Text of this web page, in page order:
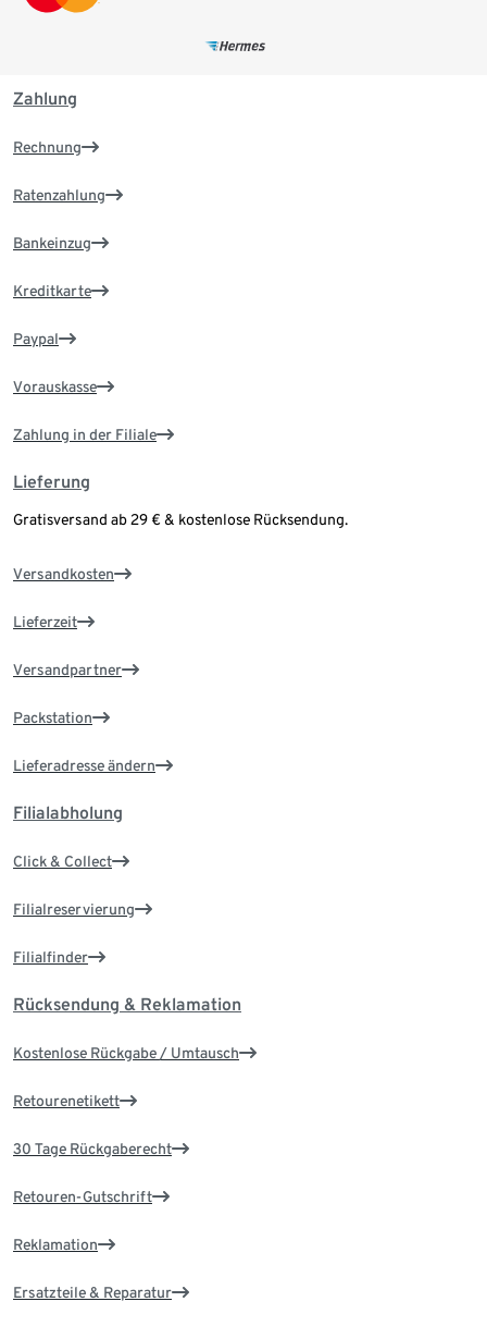
Zahlung
Rechnung
Ratenzahlung
Bankeinzug
Kreditkarte
Paypal
Vorauskasse
Zahlung in der Filiale
Lieferung
Gratisversand ab 29 € & kostenlose Rücksendung.
Versandkosten
Lieferzeit
Versandpartner
Packstation
Lieferadresse ändern
Filialabholung
Click & Collect
Filialreservierung
Filialfinder
Rücksendung & Reklamation
Kostenlose Rückgabe / Umtausch
Retourenetikett
30 Tage Rückgaberecht
Retouren-Gutschrift
Reklamation
Ersatzteile & Reparatur